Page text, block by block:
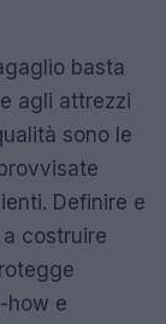
basta
agli attrezzi
sono le
Definire e
costruire
how e